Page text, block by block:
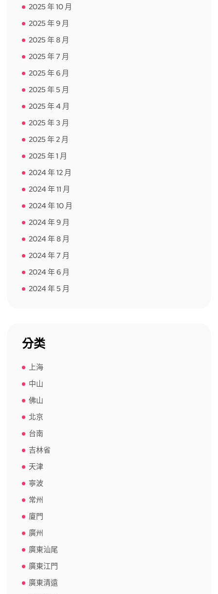
2025 年 10 月
2025 年 9 月
2025 年 8 月
2025 年 7 月
2025 年 6 月
2025 年 5 月
2025 年 4 月
2025 年 3 月
2025 年 2 月
2025 年 1 月
2024 年 12 月
2024 年 11 月
2024 年 10 月
2024 年 9 月
2024 年 8 月
2024 年 7 月
2024 年 6 月
2024 年 5 月
分类
上海
中山
佛山
北京
台南
吉林省
天津
寧波
常州
廈門
廣州
廣東汕尾
廣東江門
廣東清遠